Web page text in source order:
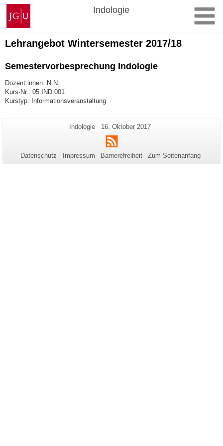
Zum
Inhalt
springen
Johannes
Gutenberg-
Universität
Mainz
Indologie
Lehrangebot Wintersemester 2017/18
Semestervorbesprechung Indologie
Dozent:innen: N.N.
Kurs-Nr.: 05.IND.001
Kurstyp: Informationsveranstaltung
Zusätzliche
Informationen
zu
dieser
Seiten-
Indologie
Letzte
Aktualisierung:
16. Oktober 2017
RSS
Datenschutz Impressum Barrierefreiheit Zum Seitenanfang